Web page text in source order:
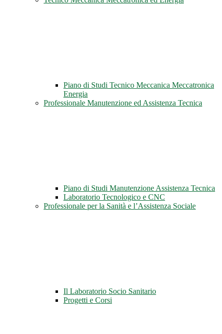
Piano di Studi Tecnico Meccanica Meccatronica
Energia
Professionale Manutenzione ed Assistenza Tecnica
Piano di Studi Manutenzione Assistenza Tecnica
Laboratorio Tecnologico e CNC
Professionale per la Sanità e l’Assistenza Sociale
Il Laboratorio Socio Sanitario
Progetti e Corsi